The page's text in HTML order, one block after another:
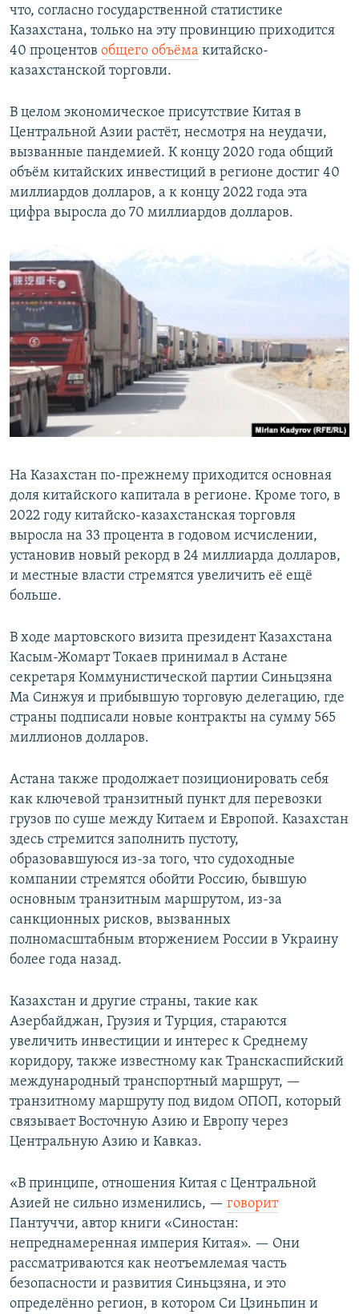
что, согласно государственной статистике
Казахстана, только на эту провинцию приходится
40 процентов общего объёма китайско-
казахстанской торговли.
В целом экономическое присутствие Китая в
Центральной Азии растёт, несмотря на неудачи,
вызванные пандемией. К концу 2020 года общий
объём китайских инвестиций в регионе достиг 40
миллиардов долларов, а к концу 2022 года эта
цифра выросла до 70 миллиардов долларов.
На Казахстан по-прежнему приходится основная
доля китайского капитала в регионе. Кроме того, в
2022 году китайско-казахстанская торговля
выросла на 33 процента в годовом исчислении,
установив новый рекорд в 24 миллиарда долларов,
и местные власти стремятся увеличить её ещё
больше.
В ходе мартовского визита президент Казахстана
Касым-Жомарт Токаев принимал в Астане
секретаря Коммунистической партии Синьцзяна
Ма Синжуя и прибывшую торговую делегацию, где
страны подписали новые контракты на сумму 565
миллионов долларов.
Астана также продолжает позиционировать себя
как ключевой транзитный пункт для перевозки
грузов по суше между Китаем и Европой. Казахстан
здесь стремится заполнить пустоту,
образовавшуюся из-за того, что судоходные
компании стремятся обойти Россию, бывшую
основным транзитным маршрутом, из-за
санкционных рисков, вызванных
полномасштабным вторжением России в Украину
более года назад.
Казахстан и другие страны, такие как
Азербайджан, Грузия и Турция, стараются
увеличить инвестиции и интерес к Среднему
коридору, также известному как Транскаспийский
международный транспортный маршрут, —
транзитному маршруту под видом ОПОП, который
связывает Восточную Азию и Европу через
Центральную Азию и Кавказ.
«В принципе, отношения Китая с Центральной
Азией не сильно изменились, —​ говорит
Пантуччи, автор книги «Синостан:
непреднамеренная империя Китая». — Они
рассматриваются как неотъемлемая часть
безопасности и развития Синьцзяна, и это
определённо регион, в котором Си Цзиньпин и